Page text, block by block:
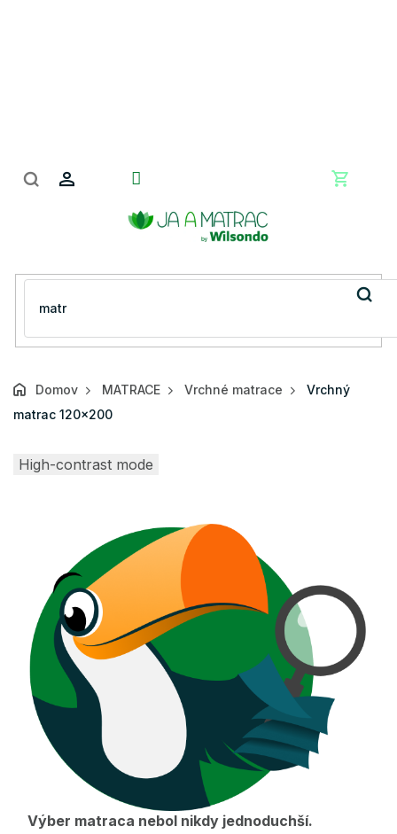
Domov MATRACE Vrchné matrace
Vrchný
matrac 120x200
High-contrast mode
Výber matraca nebol nikdy jednoduchší.